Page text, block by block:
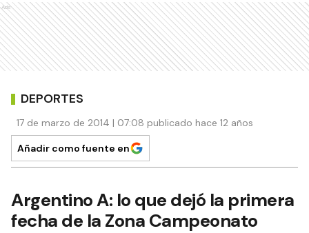
Ads
DEPORTES
17 de marzo de 2014 | 07:08 publicado hace 12 años
Añadir como fuente en
Argentino A: lo que dejó la primera
fecha de la Zona Campeonato